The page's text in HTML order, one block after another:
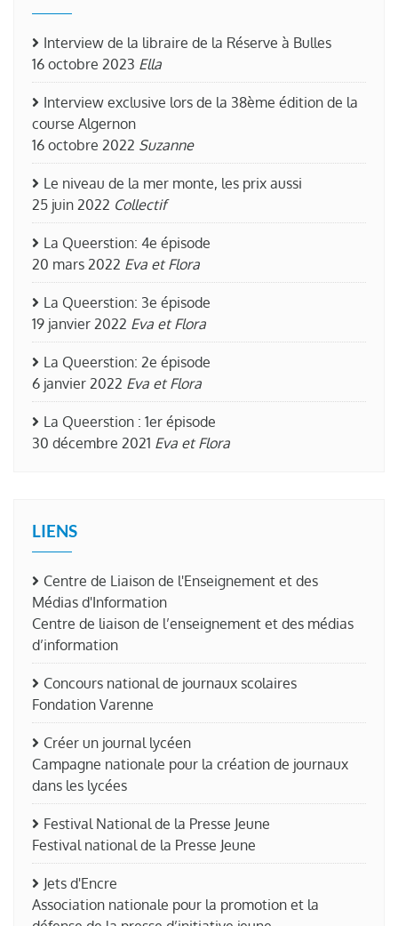
Interview de la libraire de la Réserve à Bulles
16 octobre 2023 Ella
Interview exclusive lors de la 38ème édition de la
course Algernon
16 octobre 2022 Suzanne
Le niveau de la mer monte, les prix aussi
25 juin 2022 Collectif
La Queerstion: 4e épisode
20 mars 2022 Eva et Flora
La Queerstion: 3e épisode
19 janvier 2022 Eva et Flora
La Queerstion: 2e épisode
6 janvier 2022 Eva et Flora
La Queerstion : 1er épisode
30 décembre 2021 Eva et Flora
LIENS
Centre de Liaison de l'Enseignement et des
Médias d'Information
Centre de liaison de l’enseignement et des médias
d’information
Concours national de journaux scolaires
Fondation Varenne
Créer un journal lycéen
Campagne nationale pour la création de journaux
dans les lycées
Festival National de la Presse Jeune
Festival national de la Presse Jeune
Jets d'Encre
Association nationale pour la promotion et la